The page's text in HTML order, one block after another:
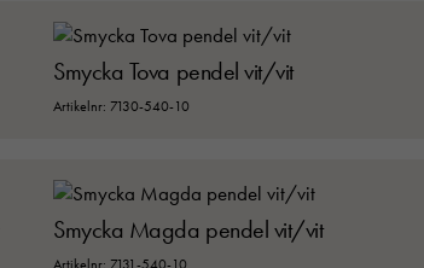
Smycka Tova pendel vit/vit
Artikelnr: 7130-540-10
Smycka Magda pendel vit/vit
Artikelnr: 7131-540-10